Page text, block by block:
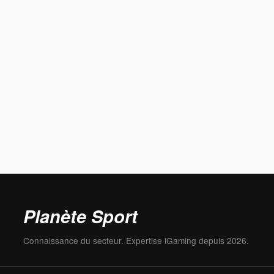
Planète Sport
Connaissance du secteur. Expertise iGaming depuis 2026.